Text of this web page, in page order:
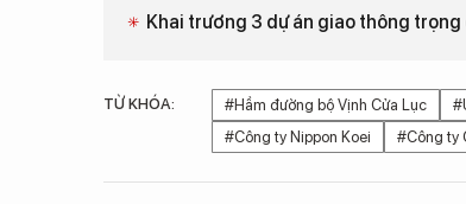
Khai trương 3 dự án giao thông
TỪ KHÓA: #Hầm đường bộ Vịnh Cửa Lục
#Công ty Nippon Koei
#Công ty